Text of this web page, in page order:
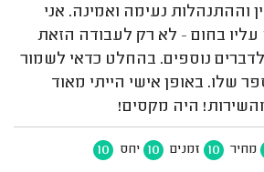
וההתנהלות נעימה ואמינה. אני
בחום — לא רק לעבודה הזאת
נוספים. בהחלט כדאי לשמור
שלו. באופן אישי הייתי מאוד
היה מקסים!
מחיר 10 זמנים 10 יחס 10